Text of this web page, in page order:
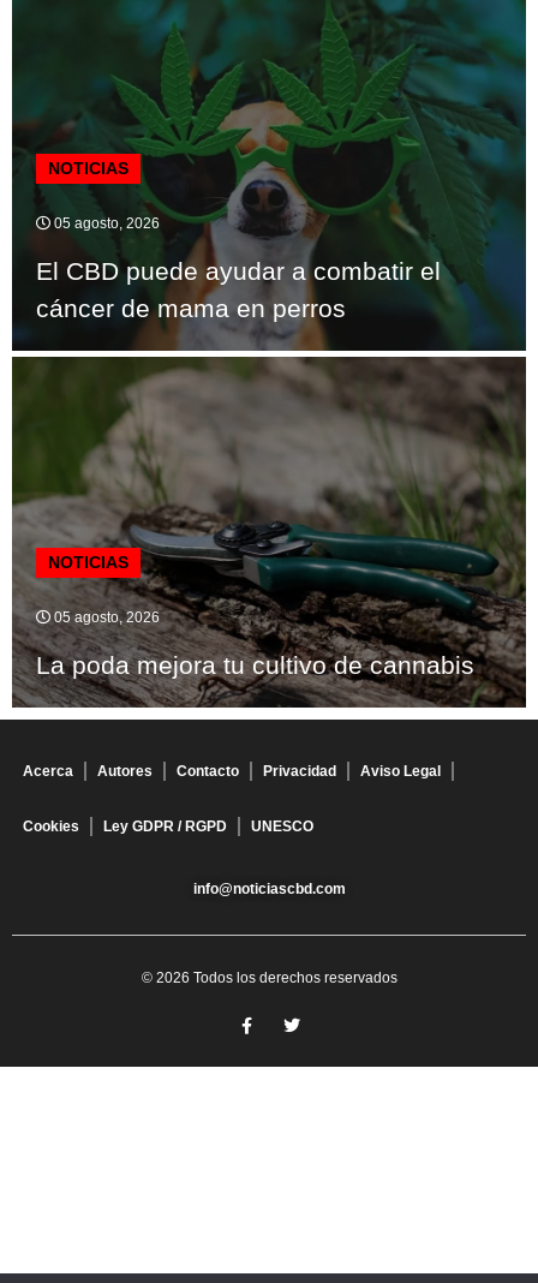
NOTICIAS
05 agosto, 2026
El CBD puede ayudar a combatir el
cáncer de mama en perros
NOTICIAS
05 agosto, 2026
La poda mejora tu cultivo de cannabis
Acerca Autores Contacto Privacidad Aviso Legal
Cookies Ley GDPR / RGPD UNESCO
info@noticiascbd.com
© 2026 Todos los derechos reservados